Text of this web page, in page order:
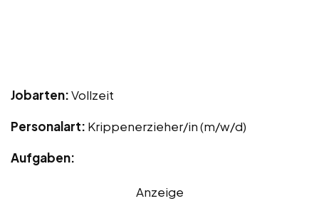
Jobarten:Vollzeit
Personalart: Krippenerzieher/in (m/w/d)
Aufgaben:
Anzeige